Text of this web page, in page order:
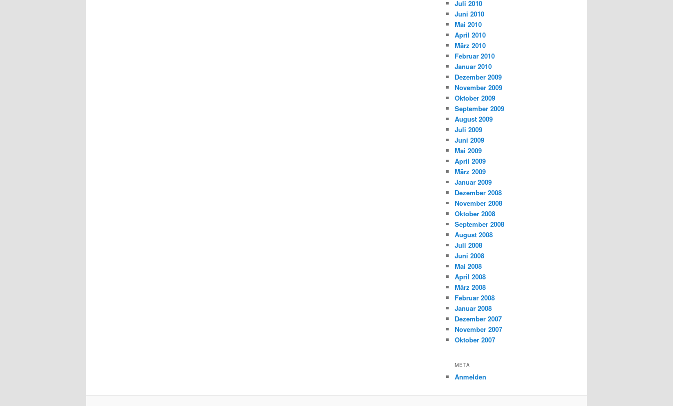
Juli 2010
Juni 2010
Mai 2010
April 2010
März 2010
Februar 2010
Januar 2010
Dezember 2009
November 2009
Oktober 2009
September 2009
August 2009
Juli 2009
Juni 2009
Mai 2009
April 2009
März 2009
Januar 2009
Dezember 2008
November 2008
Oktober 2008
September 2008
August 2008
Juli 2008
Juni 2008
Mai 2008
April 2008
März 2008
Februar 2008
Januar 2008
Dezember 2007
November 2007
Oktober 2007
META
Anmelden